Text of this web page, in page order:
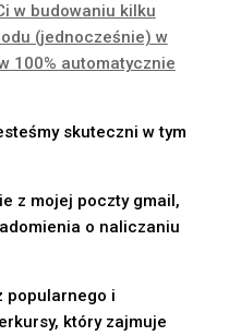
w budowaniu kilku
(jednocześnie) w
100% automatycznie
skuteczni w tym
z mojej poczty gmail,
o naliczaniu
popularnego i
, który zajmuje